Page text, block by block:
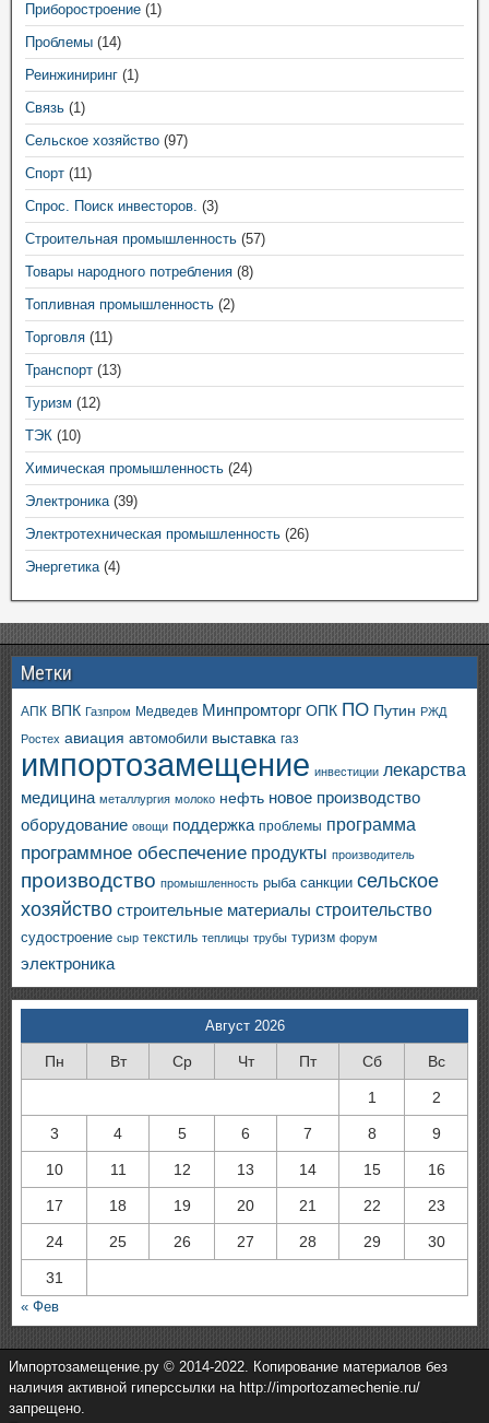
Приборостроение (1)
Проблемы (14)
Реинжиниринг (1)
Связь (1)
Сельское хозяйство (97)
Спорт (11)
Спрос. Поиск инвесторов. (3)
Строительная промышленность (57)
Товары народного потребления (8)
Топливная промышленность (2)
Торговля (11)
Транспорт (13)
Туризм (12)
ТЭК (10)
Химическая промышленность (24)
Электроника(39)
Электротехническая промышленность (26)
Энергетика(4)
Метки
АПК ВПК Газпром Медведев Минпромторг ОПК ПО Путин РЖД
Ростех авиация автомобили выставка газ
импортозамещение инвестиции лекарства
медицина металлургия молоко нефть новое производство
оборудование овощи поддержка проблемы программа
программное обеспечение продукты производитель
производство промышленность рыба санкции сельское
хозяйство строительные материалы строительство
судостроение сыр текстиль теплицы трубы туризм форум
электроника
Август 2026
Пн Вт Ср Чт Пт Сб Вс
1 2
3 4 5 6 7 8 9
10 11 12 13 14 15 16
17 18 19 20 21 22 23
24 25 26 27 28 29 30
31
« Фев
Импортозамещение.ру © 2014-2022. Копирование материалов без
наличия активной гиперссылки на http://importozamechenie.ru/
запрещено.